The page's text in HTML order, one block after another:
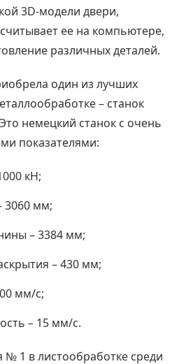
3D-модели двери,
ее на компьютере,
различных деталей.
один из лучших
– станок
немецкий станок с очень
показателями:
кН;
3060 мм;
– 3384 мм;
– 430 мм;
мм/с;
– 15 мм/с.
№ 1 в листообработке среди